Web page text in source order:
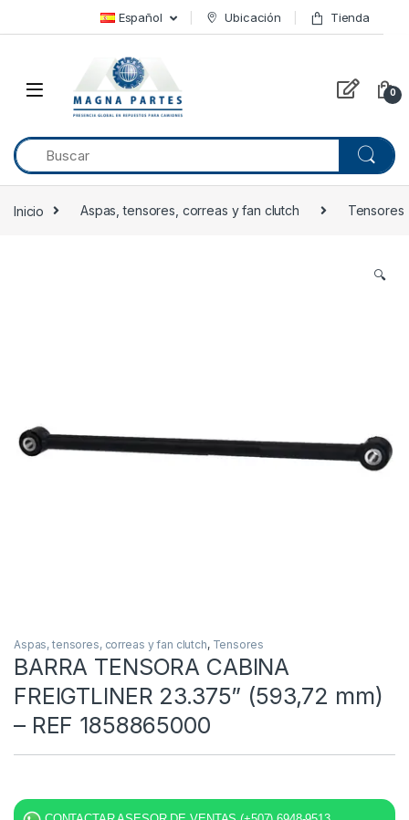
Skip to navigation Español Ubicación Tienda
0
Inicio Aspas, tensores, correas y fan clutch Tensores
🔍
Aspas, tensores, correas y fan clutch, Tensores
BARRA TENSORA CABINA
FREIGTLINER 23.375” (593,72 mm)
– REF 1858865000